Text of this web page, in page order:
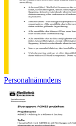
Personalnämndens